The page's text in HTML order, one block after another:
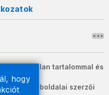
hogy
változatlan tartalommal és
weboldalai szerzői